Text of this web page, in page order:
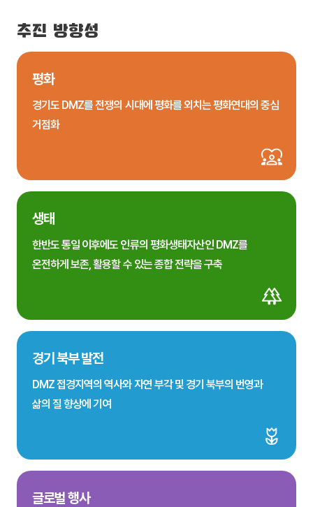
추진 방향성
평화
경기도 DMZ를 전쟁의 시대에 평화를 외치는 평화연대의 중심
거점화
생태
한반도 통일 이후에도 인류의 평화생태자산인 DMZ를
온전하게 보존, 활용할 수 있는 종합 전략을 구축
경기 북부 발전
DMZ 접경지역의 역사와 자연 부각 및 경기 북부의 번영과
삶의 질 향상에 기여
글로벌 행사